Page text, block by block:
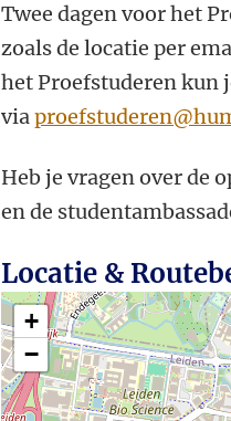
Twee dagen voor het
zoals de locatie per
het Proefstuderen kun
via
Heb je vragen over de
en de
Locatie &
+
−